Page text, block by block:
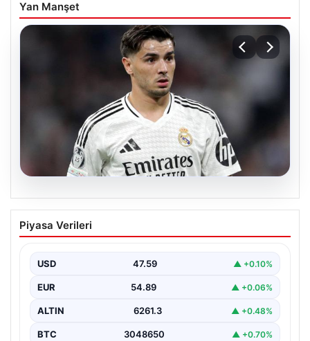
Yan Manşet
05.08.2026
Beşiktaş’ın sağ kanat arayışında
İspanya rotası: Real Madrid’den sürpriz
Muhammed Salah için sürdürülen görüşmelerin son
alternatif çözümlere hız…
Piyasa Verileri
USD 47.59 ▲ +0.10%
EUR 54.89 ▲ +0.06%
ALTIN 6261.3 ▲ +0.48%
BTC 3048650 ▲ +0.70%